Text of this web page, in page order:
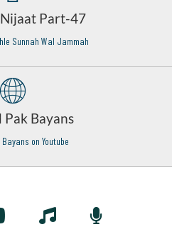
Part-47
Sunnah Wal Jammah
Bayans
on Youtube